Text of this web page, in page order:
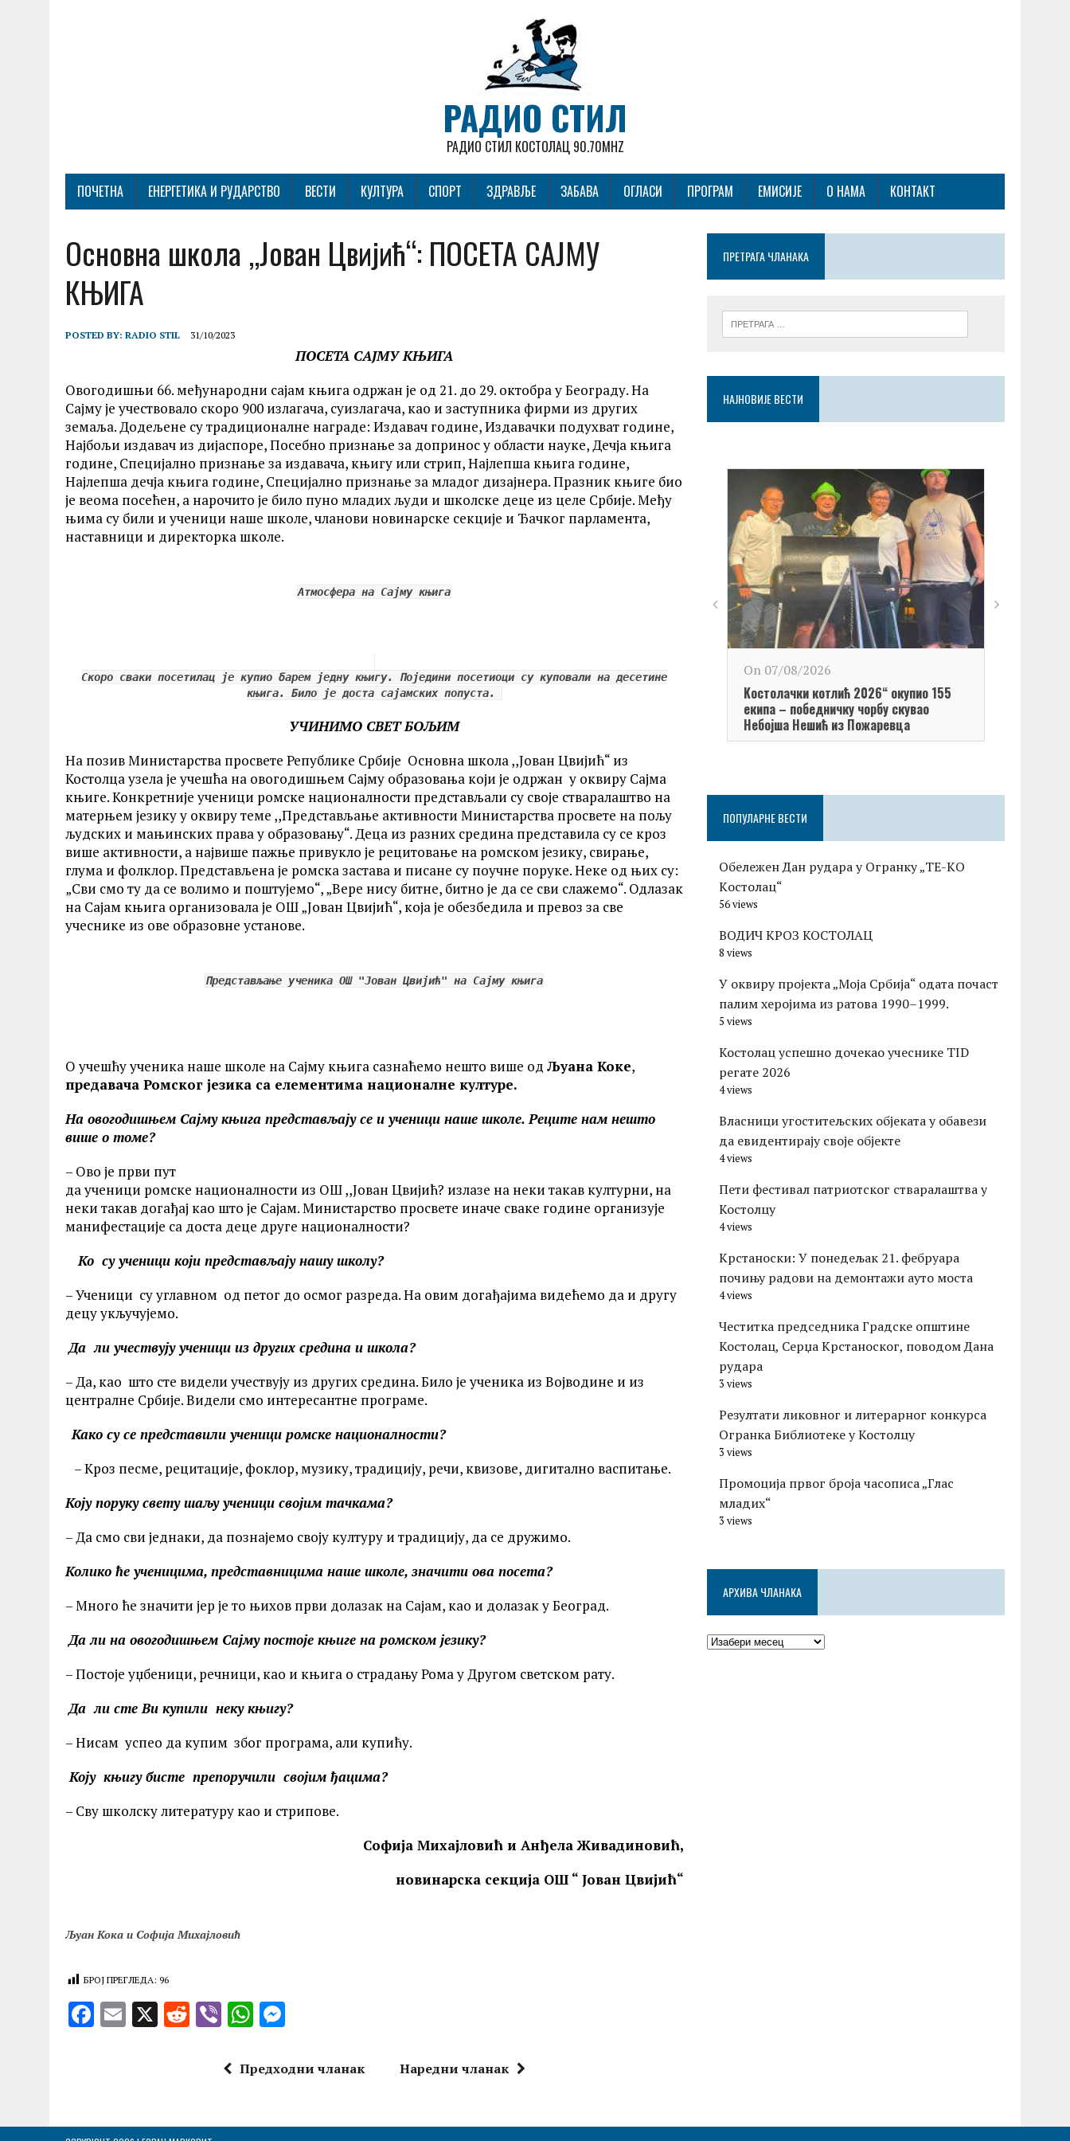
РАДИО СТИЛ
РАДИО СТИЛ КОСТОЛАЦ 90.70MHZ
ПОЧЕТНА ЕНЕРГЕТИКА И РУДАРСТВО ВЕСТИ КУЛТУРА СПОРТ ЗДРАВЉЕ ЗАБАВА ОГЛАСИ ПРОГРАМ ЕМИСИЈЕ О НАМА КОНТАКТ
Основна школа ,,Јован Цвијић“: ПОСЕТА САЈМУ
КЊИГА
POSTED BY: RADIO STIL 31/10/2023
ПОСЕТА САЈМУ КЊИГА
Oвогодишњи 66. међународни сајам књига одржан је од 21. до 29. октобра у Београду. На
Сајму је учествовало скоро 900 излагача, суизлагача, као и заступника фирми из других
земаља. Додељене су традиционалне награде: Издавач године, Издавачки подухват године,
Најбољи издавач из дијаспоре, Посебно признање за допринос у области науке, Дечја књига
године, Специјално признање за издавача, књигу или стрип, Најлепша књига године,
Најлепша дечја књига године, Специјално признање за младог дизајнера. Празник књиге био
је веома посећен, а нарочито је било пуно младих људи и школске деце из целе Србије. Међу
њима су били и ученици наше школе, чланови новинарске секције и Ђачког парламента,
наставници и директорка школе.
Атмосфера на Сајму књига
Скоро сваки посетилац је купио барем једну књигу. Поједини посетиоци су куповали на десетине
књига. Било је доста сајамских попуста.
УЧИНИМО СВЕТ БОЉИМ
На позив Министарства просвете Републике Србије Основна школа ,,Јован Цвијић“ из
Костолца узела је учешћа на овогодишњем Сајму образовања који је одржан у оквиру Сајма
књиге. Конкретније ученици ромске националности представљали су своје стваралаштво на
матерњем језику у оквиру теме ,,Представљање активности Министарства просвете на пољу
људских и мањинских права у образовању“. Деца из разних средина представила су се кроз
више активности, а највише пажње привукло је рецитовање на ромском језику, свирање,
глума и фолклор. Представљена је ромска застава и писане су поучне поруке. Неке од њих су:
„Сви смо ту да се волимо и поштујемо“, „Вере нису битне, битно је да се сви слажемо“. Одлазак
на Сајам књига организовала је ОШ „Јован Цвијић“, која је обезбедила и превоз за све
учеснике из ове образовне установе.
Представљање ученика ОШ "Јован Цвијић" на Сајму књига
О учешћу ученика наше школе на Сајму књига сазнаћемо нешто више од Љуана Коке,
предавача Ромског језика са елементима националне културе.
На овогодишњем Сајму књига представљају се и ученици наше школе. Реците нам нешто
више о томе?
– Ово је први пут
да ученици ромске националности из ОШ ,,Јован Цвијић? излазе на неки такав културни, на
неки такав догађај као што је Сајам. Министарство просвете иначе сваке године организује
манифестације са доста деце друге националности?
Ко су ученици који представљају нашу школу?
– Ученици су углавном од петог до осмог разреда. На овим догађајима видећемо да и другу
децу укључујемо.
Да ли учествују ученици из других средина и школа?
– Да, као што сте видели учествују из других средина. Било је ученика из Војводине и из
централне Србије. Видели смо интересантне програме.
Како су се представили ученици ромске националности?
– Кроз песме, рецитације, фоклор, музику, традицију, речи, квизове, дигитално васпитање.
Коју поруку свету шаљу ученици својим тачкама?
– Да смо сви једнаки, да познајемо своју културу и традицију, да се дружимо.
Колико ће ученицима, представницима наше школе, значити ова посета?
– Много ће значити јер је то њихов први долазак на Сајам, као и долазак у Београд.
Да ли на овогодишњем Сајму постоје књиге на ромском језику?
– Постоје уџбеници, речници, као и књига о страдању Рома у Другом светском рату.
Да ли сте Ви купили неку књигу?
– Нисам успео да купим због програма, али купићу.
Коју књигу бисте препоручили својим ђацима?
– Сву школску литературу као и стрипове.
Софија Михајловић и Анђела Живадиновић,
новинарска секција ОШ “ Јован Цвијић“
Љуан Кока и Софија Михајловић
БРОЈ ПРЕГЛЕДА: 96
F E X R V
er
W
atse
Предходни чланак Наредни чланак
ПРЕТРАГА ЧЛАНАКА
НАЈНОВИЈЕ ВЕСТИ
On 07/08/2026
Kостолачки котлић 2026“ окупио 155
екипа – победничку чорбу скувао
Небојша Нешић из Пожаревца
ПОПУЛАРНЕ ВЕСТИ
Обележен Дан рудара у Огранку „ТЕ-KО
Kостолац“
56 views
ВОДИЧ КРОЗ КОСТОЛАЦ
8 views
У оквиру пројекта „Моја Србија“ одата почаст
палим херојима из ратова 1990–1999.
5 views
Костолац успешно дочекао учеснике TID
регате 2026
4 views
Власници угоститељских објеката у обавези
да евидентирају своје објекте
4 views
Пети фестивал патриотског стваралаштва у
Костолцу
4 views
Kрстаноски: У понедељак 21. фебруара
почињу радови на демонтажи ауто моста
4 views
Честитка председника Градске општине
Костолац, Серџа Крстаноског, поводом Дана
рудара
3 views
Резултати ликовног и литерарног конкурса
Огранка Библиотеке у Костолцу
3 views
Промоција првог броја часописа „Глас
младих“
3 views
АРХИВА ЧЛАНАКА